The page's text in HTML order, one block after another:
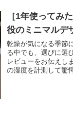
［1年使ってみ
役のミニマルデ
乾燥が気になる季節
る中でも、選びに選
レビューをお伝えし
の湿度を計測して驚